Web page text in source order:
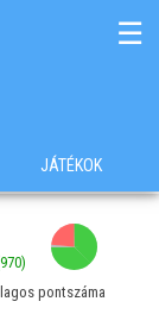
☰
JÁTÉKOK
pontszáma